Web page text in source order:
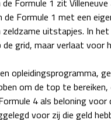
Formule 1 zit
de Formule 1 met een
zeldzame uitstapjes. In
grid, maar verlaat voor
opleidingsprogramma,
om de top te
4 als beloning voor
voor zij die geld